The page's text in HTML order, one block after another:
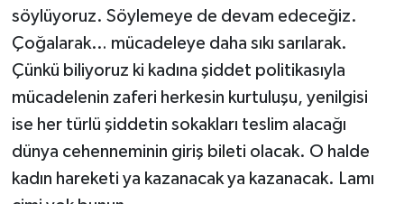
söylüyoruz. Söylemeye de devam edeceğiz.
Çoğalarak… mücadeleye daha sıkı sarılarak.
Çünkü biliyoruz ki kadına şiddet politikasıyla
mücadelenin zaferi herkesin kurtuluşu, yenilgisi
ise her türlü şiddetin sokakları teslim alacağı
dünya cehenneminin giriş bileti olacak. O halde
kadın hareketi ya kazanacak ya kazanacak. Lamı